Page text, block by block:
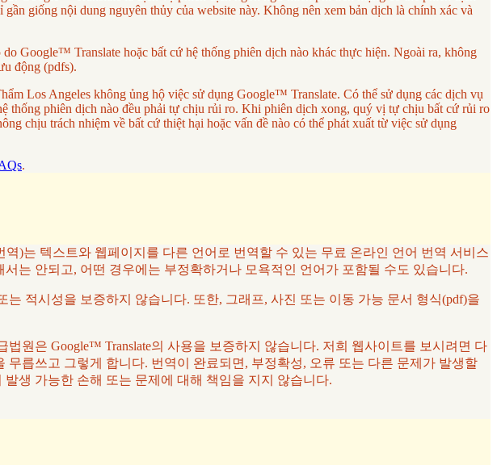
giống nội dung nguyên thủy của website này. Không nên xem bản dịch là chính xác và
Google™ Translate hoặc bất cứ hệ thống phiên dịch nào khác thực hiện. Ngoài ra, không
động (pdfs).
Los Angeles không ủng hộ việc sử dụng Google™ Translate. Có thể sử dụng các dịch vụ
thống phiên dịch nào đều phải tự chịu rủi ro. Khi phiên dịch xong, quý vị tự chịu bất cứ rủi ro
chịu trách nhiệm về bất cứ thiệt hại hoặc vấn đề nào có thể phát xuất từ việc sử dụng
.
)는 텍스트와 웹페이지를 다른 언어로 번역할 수 있는 무료 온라인 언어 번역 서비스
는 안되고, 어떤 경우에는 부정확하거나 모욕적인 언어가 포함될 수도 있습니다.
적시성을 보증하지 않습니다. 또한, 그래프, 사진 또는 이동 가능 문서 형식(pdf)을
원은 Google™ Translate의 사용을 보증하지 않습니다. 저희 웹사이트를 보시려면 다
릅쓰고 그렇게 합니다. 번역이 완료되면, 부정확성, 오류 또는 다른 문제가 발생할
생 가능한 손해 또는 문제에 대해 책임을 지지 않습니다.